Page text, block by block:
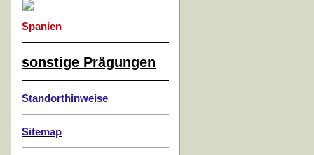
Spanien
sonstige Prägungen
Standorthinweise
Sitemap